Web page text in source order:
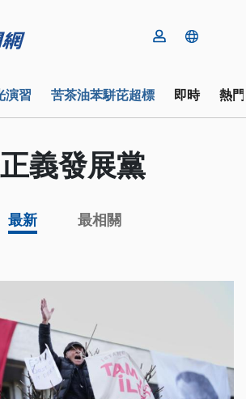
演習 苦茶油苯駢芘超標 即時 熱
義發展黨
最新 最相關